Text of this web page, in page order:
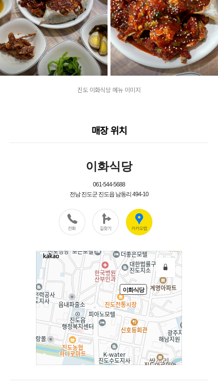
진도 이화식당 메뉴 이미지
매장 위치